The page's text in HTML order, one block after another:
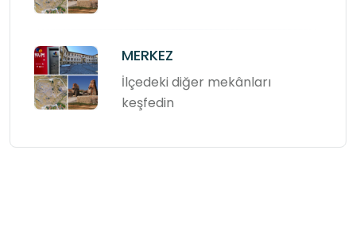
MERKEZ
İlçedeki diğer mekânları
keşfedin